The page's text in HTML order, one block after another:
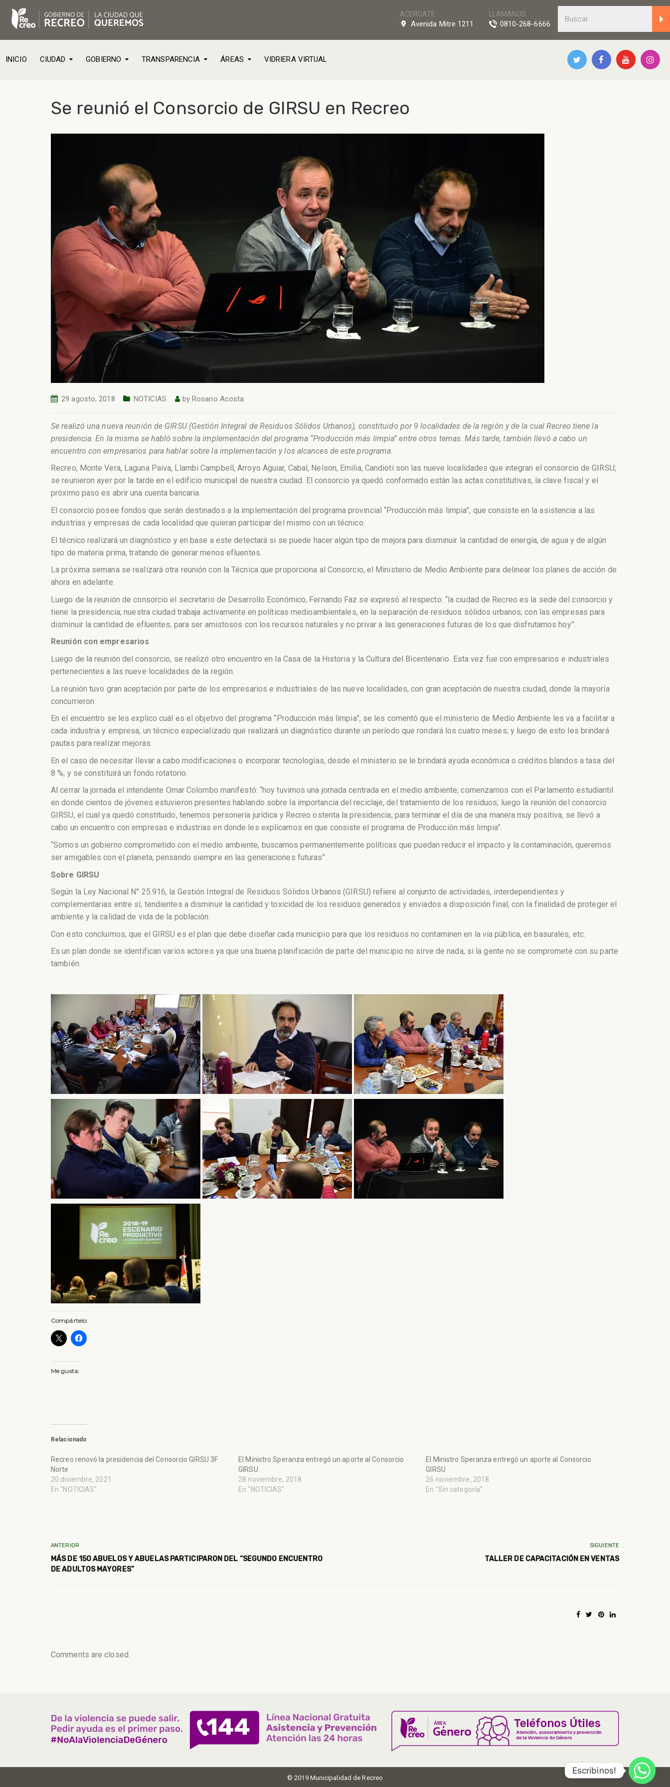
LLAMANOS
0810-268-6666
ACERCATE
Avenida Mitre 1211
INICIO CIUDAD GOBIERNO TRANSPARENCIA ÁREAS VIDRIERA VIRTUAL
Se reunió el Consorcio de GIRSU en Recreo
29 agosto, 2018 NOTICIAS by Rosario Acosta
Se realizó una nueva reunión de GIRSU (Gestión Integral de Residuos Sólidos Urbanos), constituido por 9 localidades de la región y de la cual Recreo tiene la
presidencia. En la misma se habló sobre la implementación del programa “Producción más limpia” entre otros temas. Más tarde, también llevó a cabo un
encuentro con empresarios para hablar sobre la implementación y los alcances de este programa.
Recreo, Monte Vera, Laguna Paiva, Llambi Campbell, Arroyo Aguiar, Cabal, Nelson, Emilia, Candioti son las nueve localidades que integran el consorcio de GIRSU;
se reunieron ayer por la tarde en el edificio municipal de nuestra ciudad. El consorcio ya quedó conformado están las actas constitutivas, la clave fiscal y el
próximo paso es abrir una cuenta bancaria.
El consorcio posee fondos que serán destinados a la implementación del programa provincial “Producción más limpia”, que consiste en la asistencia a las
industrias y empresas de cada localidad que quieran participar del mismo con un técnico.
El técnico realizará un diagnóstico y en base a este detectará si se puede hacer algún tipo de mejora para disminuir la cantidad de energía, de agua y de algún
tipo de materia prima, tratando de generar menos efluentes.
La próxima semana se realizará otra reunión con la Técnica que proporciona al Consorcio, el Ministerio de Medio Ambiente para delinear los planes de acción de
ahora en adelante.
Luego de la reunión de consorcio el secretario de Desarrollo Económico, Fernando Faz se expresó al respecto: “la ciudad de Recreo es la sede del consorcio y
tiene la presidencia; nuestra ciudad trabaja activamente en políticas medioambientales, en la separación de residuos sólidos urbanos; con las empresas para
disminuir la cantidad de efluentes; para ser amistosos con los recursos naturales y no privar a las generaciones futuras de los que disfrutamos hoy”.
Reunión con empresarios
Luego de la reunión del consorcio, se realizó otro encuentro en la Casa de la Historia y la Cultura del Bicentenario. Esta vez fue con empresarios e industriales
pertenecientes a las nueve localidades de la región.
La reunión tuvo gran aceptación por parte de los empresarios e industriales de las nueve localidades, con gran aceptación de nuestra ciudad, donde la mayoría
concurrieron.
En el encuentro se les explico cuál es el objetivo del programa “Producción más limpia”, se les comentó que el ministerio de Medio Ambiente les va a facilitar a
cada industria y empresa, un técnico especializado que realizará un diagnóstico durante un período que rondará los cuatro meses; y luego de esto les brindará
pautas para realizar mejoras.
En el caso de necesitar llevar a cabo modificaciones o incorporar tecnologías, desde el ministerio se le brindará ayuda económica o créditos blandos a tasa del
8 %; y se constituirá un fondo rotatorio.
Al cerrar la jornada el intendente Omar Colombo manifestó: “hoy tuvimos una jornada centrada en el medio ambiente; comenzamos con el Parlamento estudiantil
en donde cientos de jóvenes estuvieron presentes hablando sobre la importancia del reciclaje, del tratamiento de los residuos; luego la reunión del consorcio
GIRSU, el cual ya quedó constituido, tenemos personería jurídica y Recreo ostenta la presidencia; para terminar el día de una manera muy positiva, se llevó a
cabo un encuentro con empresas e industrias en donde les explicamos en que consiste el programa de Producción más limpia”.
“Somos un gobierno comprometido con el medio ambiente, buscamos permanentemente políticas que puedan reducir el impacto y la contaminación, queremos
ser amigables con el planeta, pensando siempre en las generaciones futuras”.
Sobre GIRSU
Según la Ley Nacional N° 25.916, la Gestión Integral de Residuos Sólidos Urbanos (GIRSU) refiere al conjunto de actividades, interdependientes y
complementarias entre sí, tendientes a disminuir la cantidad y toxicidad de los residuos generados y enviados a disposición final, con la finalidad de proteger el
ambiente y la calidad de vida de la población.
Con esto concluimos, que el GIRSU es el plan que debe diseñar cada municipio para que los residuos no contaminen en la vía pública, en basurales, etc.
Es un plan donde se identifican varios actores ya que una buena planificación de parte del municipio no sirve de nada, si la gente no se compromete con su parte
también.
Compártelo:
Me gusta:
Relacionado
Recreo renovó la presidencia del Consorcio GIRSU 3F
Norte
20 diciembre, 2021
En "NOTICIAS"
El Ministro Speranza entregó un aporte al Consorcio
GIRSU
28 noviembre, 2018
En "NOTICIAS"
El Ministro Speranza entregó un aporte al Consorcio
GIRSU
26 noviembre, 2018
En "Sin categoría"
ANTERIOR
MÁS DE 150 ABUELOS Y ABUELAS PARTICIPARON DEL “SEGUNDO ENCUENTRO
DE ADULTOS MAYORES”
SIGUIENTE
TALLER DE CAPACITACIÓN EN VENTAS
Comments are closed.
© 2019 Municipalidad de Recreo
Escribinos!